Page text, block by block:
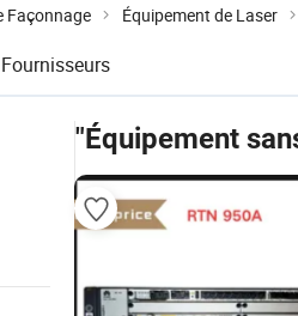
Façonnage Équipement de Laser
"Équipement